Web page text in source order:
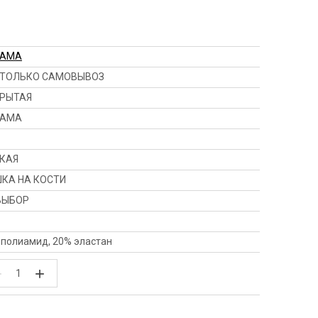
ТОЛЬКО САМОВЫВОЗ
НА КОСТИ
20% эластан
+